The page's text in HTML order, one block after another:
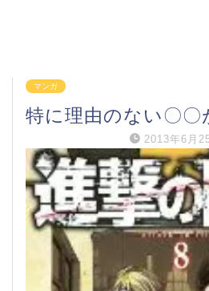
マンガ
特に理由のない〇〇
2013年6月